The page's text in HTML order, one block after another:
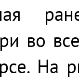
во
На